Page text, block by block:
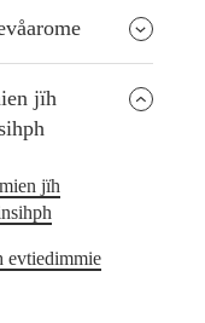
jïh
jïh
evtiedimmie